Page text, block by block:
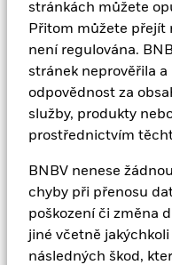
stránkách můžete
Přitom můžete přejít
není regulována.
stránek neprověřila
odpovědnost za
služby, produkty
prostřednictvím
BNBV nenese
chyby při přenosu
poškození či změna
jiné včetně
následných škod,
Minulá výkonnost
současných nebo
být jediným faktorem
strategie.
Změny směnných
Kolísání může být
vyšší volatilitou a
výrazně klesnout.
čas od času měnit.